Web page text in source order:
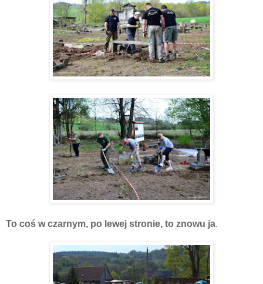
To coś w czarnym, po lewej stronie, to znowu ja.